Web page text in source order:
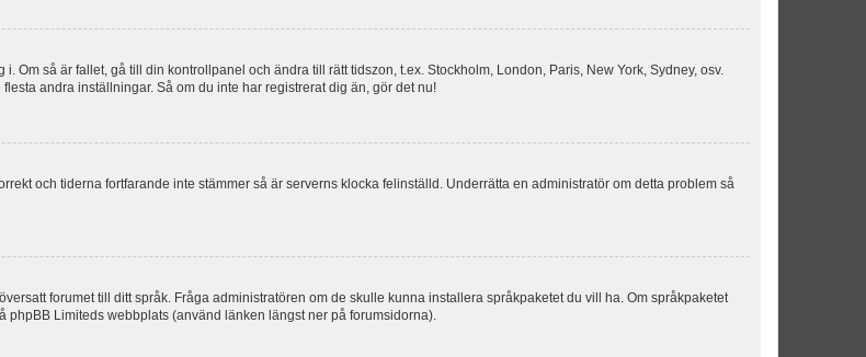
Om så är fallet, gå till din kontrollpanel och ändra till rätt tidszon, t.ex. Stockholm, London, Paris, New York, Sydney, osv.
andra inställningar. Så om du inte har registrerat dig än, gör det nu!
och tiderna fortfarande inte stämmer så är serverns klocka felinställd. Underrätta en administratör om detta problem så
forumet till ditt språk. Fråga administratören om de skulle kunna installera språkpaketet du vill ha. Om språkpaketet
Limiteds webbplats (använd länken längst ner på forumsidorna).